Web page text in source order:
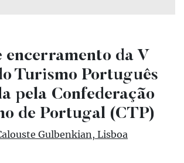
encerramento da V
Turismo Português
pela Confederação
de Portugal (CTP)
Gulbenkian, Lisboa